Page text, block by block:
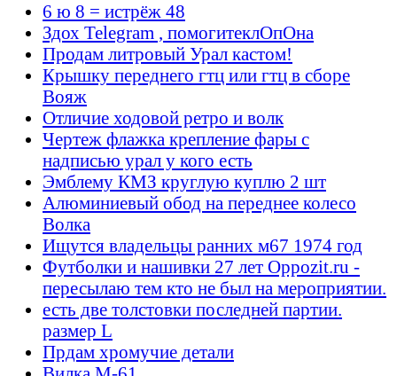
6 ю 8 = истрёж 48
Здох Telegram , помогитеклОпОна
Продам литровый Урал кастом!
Крышку переднего гтц или гтц в сборе
Вояж
Отличие ходовой ретро и волк
Чертеж флажка крепление фары с
надписью урал у кого есть
Эмблему КМЗ круглую куплю 2 шт
Алюминиевый обод на переднее колесо
Волка
Ищутся владельцы ранних м67 1974 год
Футболки и нашивки 27 лет Oppozit.ru -
пересылаю тем кто не был на мероприятии.
есть две толстовки последней партии.
размер L
Прдам хромучие детали